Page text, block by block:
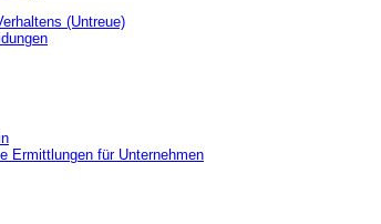
(Untreue)
Ermittlungen für Unternehmen